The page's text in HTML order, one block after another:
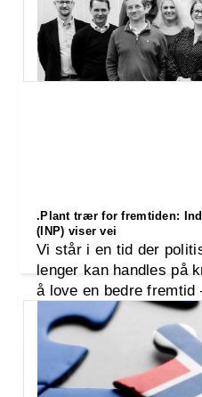
konsekvenser.
og igjen – og sirkelen
trygghet vi velger, el
.Plant trær for fremtiden:
(INP) viser vei
Vi står i en tid der
lenger kan handles på
å love en bedre
for den. Industri- og
ansvar for dagens
som ikke bare løser
også planter frø for